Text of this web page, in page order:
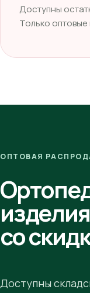
Доступны
Только оптовые
ОПТОВАЯ
изделия
со
Доступны